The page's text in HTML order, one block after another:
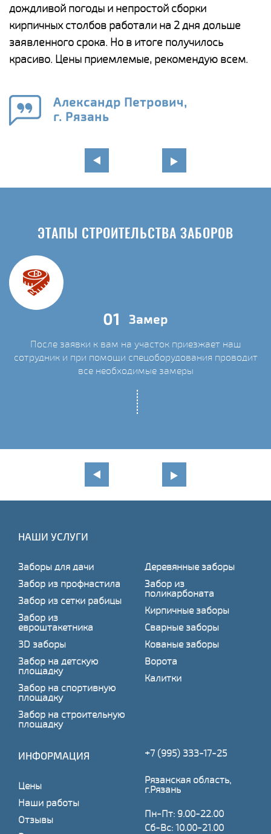
дождливой погоды и непростой сборки
кирпичных столбов работали на 2 дня дольше
заявленного срока. Но в итоге получилось
красиво. Цены приемлемые, рекомендую всем.
Александр Петрович,
г. Рязань
ЭТАПЫ СТРОИТЕЛЬСТВА ЗАБОРОВ
01 Замер
После заявки к вам на участок приезжает наш
сотрудник и при помощи спецоборудования проводит
все необходимые замеры
НАШИ УСЛУГИ
Заборы для дачи
Забор из профнастила
Забор из сетки рабицы
Забор из
евроштакетника
3D заборы
Забор на детскую
площадку
Забор на спортивную
площадку
Забор на строительную
площадку
Деревянные заборы
Забор из
поликарбоната
Кирпичные заборы
Сварные заборы
Кованые заборы
Ворота
Калитки
ИНФОРМАЦИЯ
Цены
Наши работы
Отзывы
+7 (995) 333-17-25
Рязанская область,
г.Рязань
Пн-Пт: 9.00-22.00
Сб-Вс: 10.00-21.00